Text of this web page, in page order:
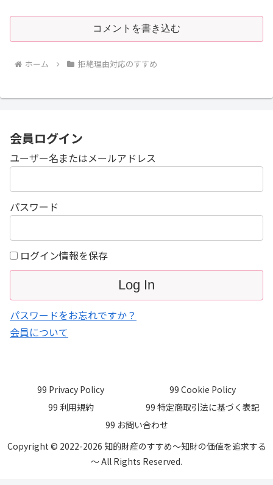
コメントを書き込む
ホーム 拒絶理由対応のすすめ
会員ログイン
ユーザー名またはメールアドレス
パスワード
ログイン情報を保存
パスワードをお忘れですか？
会員について
99 Privacy Policy
99 Cookie Policy
99 利用規約
99 特定商取引法に基づく表記
99 お問い合わせ
Copyright © 2022-2026 知的財産のすすめ～知財の価値を追求する
～ All Rights Reserved.